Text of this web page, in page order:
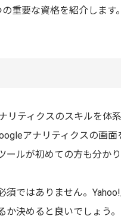
重要な資格を紹介しま
リティクスのスキルを体
アナリティクスの画
ールが初めての方も分か
須ではありません。
決めると良いでしょう。